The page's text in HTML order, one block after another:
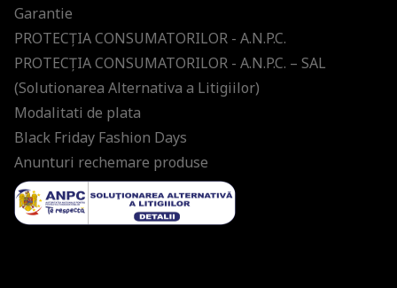
Garantie
PROTECŢIA CONSUMATORILOR - A.N.P.C.
PROTECŢIA CONSUMATORILOR - A.N.P.C. – SAL
(Solutionarea Alternativa a Litigiilor)
Modalitati de plata
Black Friday Fashion Days
Anunturi rechemare produse